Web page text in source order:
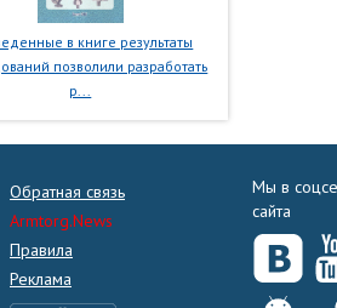
в книге результаты
позволили разработать
р...
Обратная связь
Armtorg.News
Правила
Реклама
Мы в
сайта